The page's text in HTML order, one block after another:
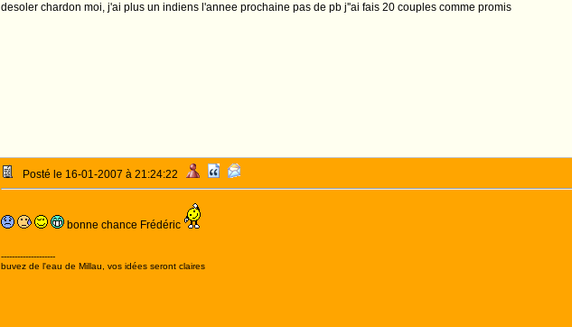
desoler chardon moi, j'ai plus un indiens l'annee prochaine pas de pb j''ai fais 20 couples comme promis
Posté le 16-01-2007 à 21:24:22
bonne chance Frédéric
--------------------
buvez de l'eau de Millau, vos idées seront claires